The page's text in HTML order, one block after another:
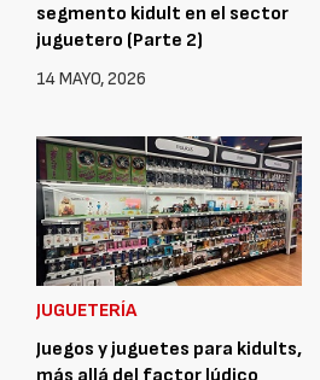
segmento kidult en el sector
juguetero (Parte 2)
14 MAYO, 2026
JUGUETERÍA
Juegos y juguetes para kidults,
más allá del factor lúdico